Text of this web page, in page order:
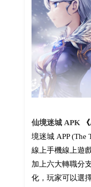
仙境迷城 APK《
境迷城 APP (The
線上手機線上遊
加上六大轉職分
化，玩家可以選